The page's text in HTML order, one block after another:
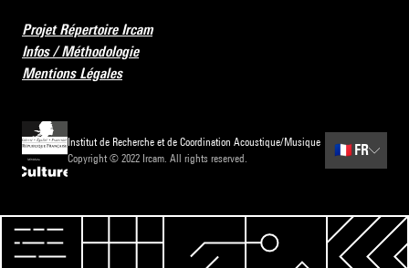
Projet Répertoire Ircam
Infos / Méthodologie
Mentions Légales
Institut de Recherche et de Coordination Acoustique/Musique
Copyright © 2022 Ircam. All rights reserved.
🇫🇷 FR